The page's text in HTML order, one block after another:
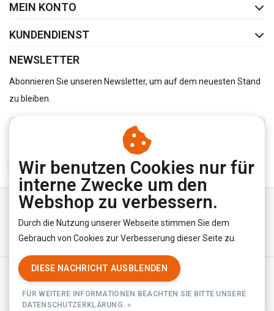
MEIN KONTO
KUNDENDIENST
NEWSLETTER
Abonnieren Sie unseren Newsletter, um auf dem neuesten Stand
zu bleiben.
ABONNIEREN
Allgemeine Geschäftsbedingungen Privacy Policy
© Copyright 2026 - YourUnderwearStore | Realisatie InStijl Media
Wir benutzen Cookies nur für
interne Zwecke um den
Webshop zu verbessern.
Durch die Nutzung unserer Webseite stimmen Sie dem
Gebrauch von Cookies zur Verbesserung dieser Seite zu.
DIESE NACHRICHT AUSBLENDEN
FÜR WEITERE INFORMATIONEN BEACHTEN SIE BITTE UNSERE
DATENSCHUTZERKLÄRUNG. »